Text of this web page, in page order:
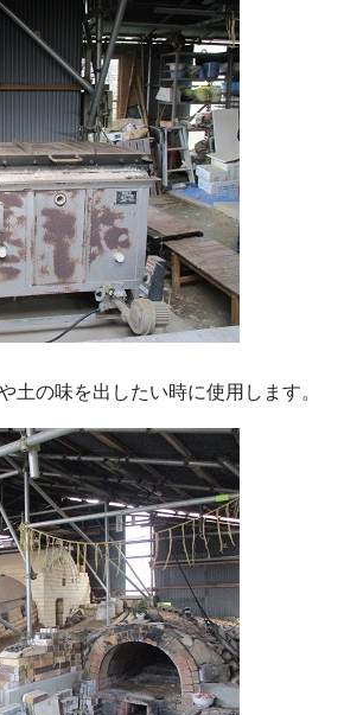
土の味を出したい時に使用します。